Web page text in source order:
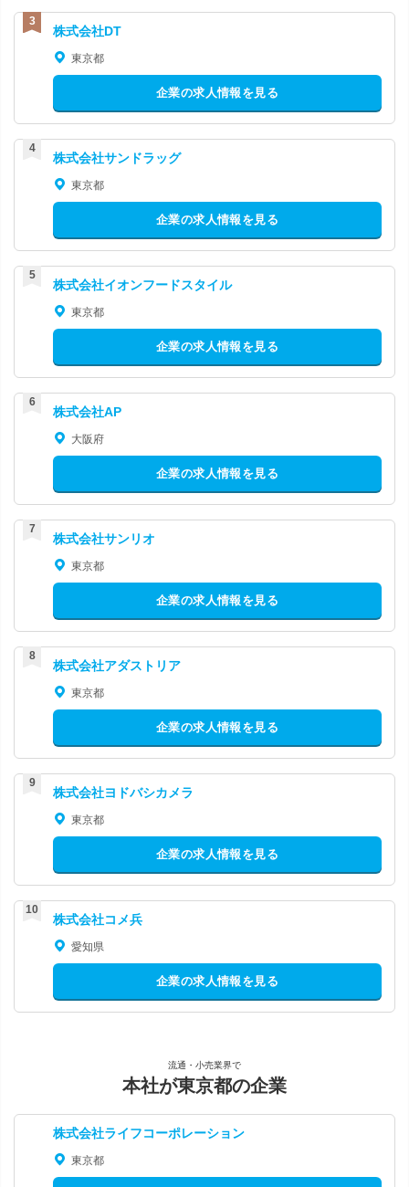
株式会社DT
東京都
企業の求人情報を見る
株式会社サンドラッグ
東京都
企業の求人情報を見る
株式会社イオンフードスタイル
東京都
企業の求人情報を見る
株式会社AP
大阪府
企業の求人情報を見る
株式会社サンリオ
東京都
企業の求人情報を見る
株式会社アダストリア
東京都
企業の求人情報を見る
株式会社ヨドバシカメラ
東京都
企業の求人情報を見る
株式会社コメ兵
愛知県
企業の求人情報を見る
流通・小売業界で
本社が東京都の企業
株式会社ライフコーポレーション
東京都